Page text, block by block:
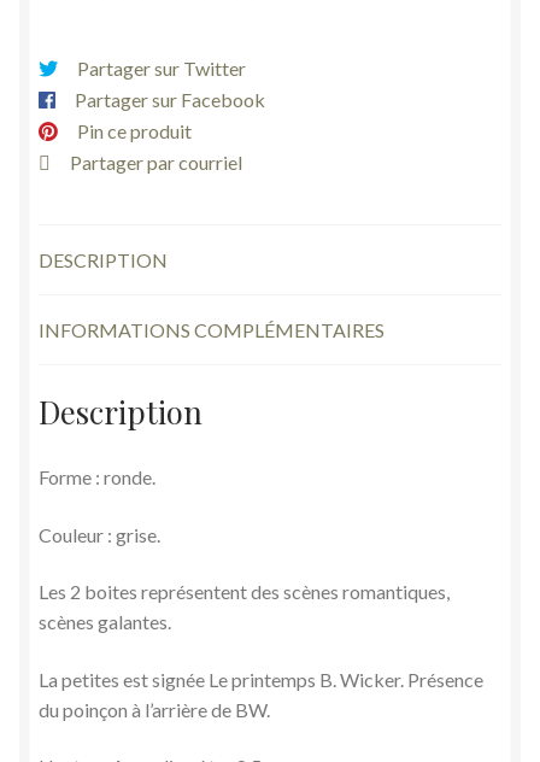
Le
moulinet
et
le
Wicker
Partager sur Twitter
Partager sur Facebook
Pin ce produit
Partager par courriel
DESCRIPTION
INFORMATIONS COMPLÉMENTAIRES
Description
Forme : ronde.
Couleur : grise.
Les 2 boites représentent des scènes romantiques,
scènes galantes.
La petites est signée Le printemps B. Wicker. Présence
du poinçon à l’arrière de BW.